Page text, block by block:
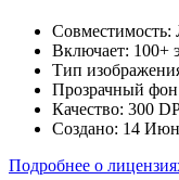
Совместимость:
Включает: 100+
Тип
Прозрачный
Качество: 300
Создано: 14
Подробнее о